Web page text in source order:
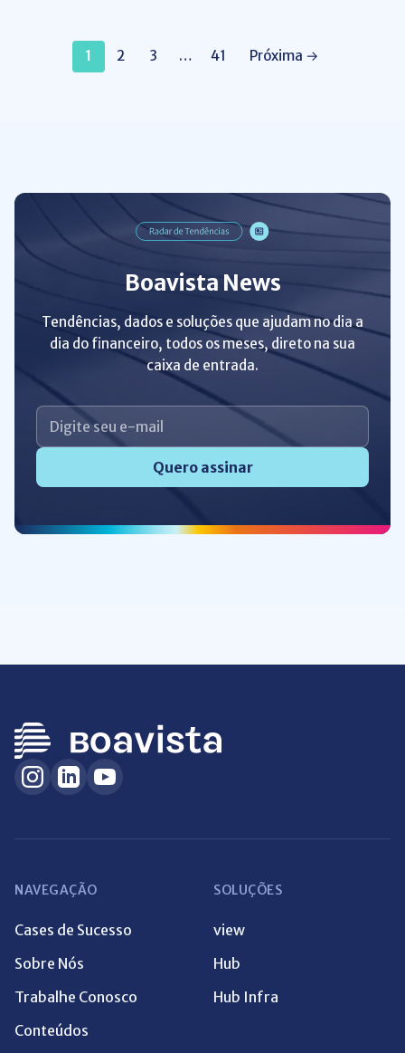
1 2 3 … 41 Próxima →
Boavista News
Tendências, dados e soluções que ajudam no dia a
dia do financeiro, todos os meses, direto na sua
caixa de entrada.
Quero assinar
NAVEGAÇÃO
Cases de Sucesso
Sobre Nós
Trabalhe Conosco
Conteúdos
SOLUÇÕES
view
Hub
Hub Infra